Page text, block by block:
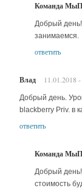
Команда
Добрый
занимаемся.
ответить
Влад 11.01.2018
Добрый день.
blackberry Priv. в
ответить
Команда
Добрый день!
стоимость